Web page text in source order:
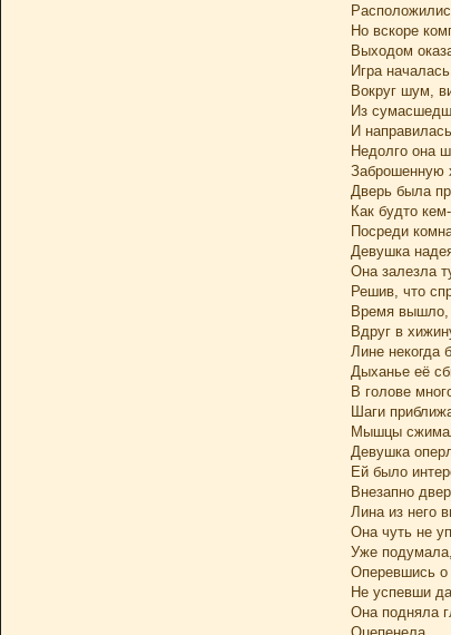
Но вскоре
Выходом
Игра
Вокруг шум,
Из
И
Недолго она
Заброшенную
Дверь была
Как будто
Посреди
Девушка
Она залезла
Решив, что
Время вышло,
Вдруг в
Лине некогда
Дыханье её
В голове
Шаги
Мышцы
Девушка
Ей было
Внезапно
Лина из него
Она чуть не
Уже
Оперевшись о
Не успевши
Она подняла